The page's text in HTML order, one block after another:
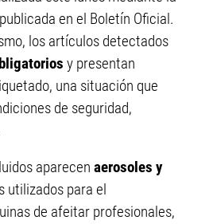
en el Boletín Oficial.
los artículos detectados
y presentan
una situación que
de seguridad,
aparecen aerosoles y
utilizados para el
de afeitar profesionales,